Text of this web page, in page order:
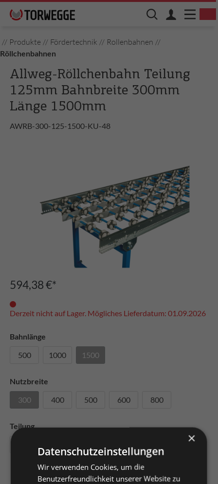
// Produkte // Fördertechnik // Rollenbahnen //
Röllchenbahnen
Allweg-Röllchenbahn Teilung
125mm Bahnbreite 300mm
Länge 1500mm
AWRB-300-125-1500-KU-48
594,38 €*
Derzeit nicht auf Lager. Mögliches Lieferdatum: 01.09.2026
Bahnlänge
500
1000 1500
Nutzbreite
300
400 500 600 800
Teilung
×
Datenschutzeinstellungen
Wir verwenden Cookies, um die
Benutzerfreundlichkeit unserer Website zu